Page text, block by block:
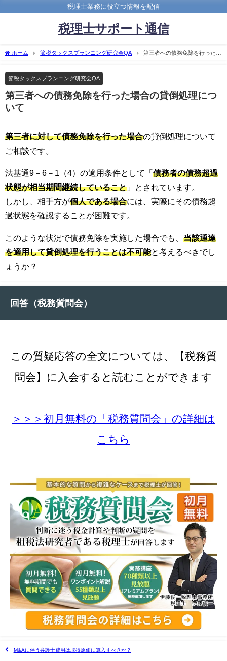
税理士業務に役立つ情報を配信
税理士サポート通信
ホーム 節税タックスプランニング研究会QA
第三者への債務免除を行った場
節税タックスプランニング研究会QA
第三者への債務免除を行った場合の貸倒処理につ
いて
第三者に対して債務免除を行った場合の貸倒処理について
ご相談です。
法基通9－6－1（4）の適用条件として「 債務者の債務超過
状態が相当期間継続していること 」とされています。
しかし、相手方が個人である場合には、実際にその債務超
過状態を確認することが困難です。
このような状況で債務免除を実施した場合でも、 当該通達
を適用して貸倒処理を行うことは不可能と考えるべきでし
ょうか？
回答（税務質問会）
この質疑応答の全文については、【税務質
問会】に入会すると読むことができます
＞＞＞初月無料の「税務質問会」の詳細は
こちら
M&Aに伴う弁護士費用は取得原価に算入すべきか？